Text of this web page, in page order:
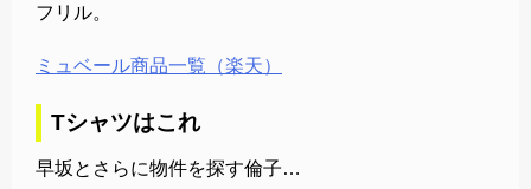
フリル。
ミュベール商品一覧（楽天）
Tシャツはこれ
早坂とさらに物件を探す倫子…